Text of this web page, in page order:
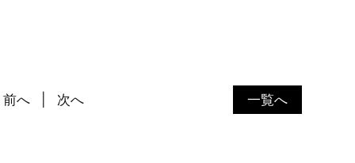
一覧へ
前へ 次へ